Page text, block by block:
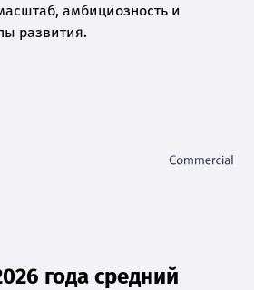
амбициозность и
развития.
года средний